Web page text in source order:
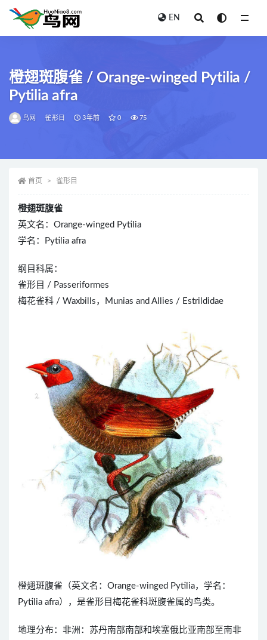
EN
橙翅斑腹雀 / Orange-winged Pytilia /
Pytilia afra
鸟网 雀形目 3年前 0 75
首页 雀形目
橙翅斑腹雀
英文名：Orange-winged Pytilia
学名：Pytilia afra
纲目科属：
雀形目 / Passeriformes
梅花雀科 / Waxbills，Munias and Allies / Estrildidae
橙翅斑腹雀（英文名：Orange-winged Pytilia，学名：
Pytilia afra），是雀形目梅花雀科斑腹雀属的鸟类。
地理分布：非洲：苏丹南部南部和埃塞俄比亚南部至南非